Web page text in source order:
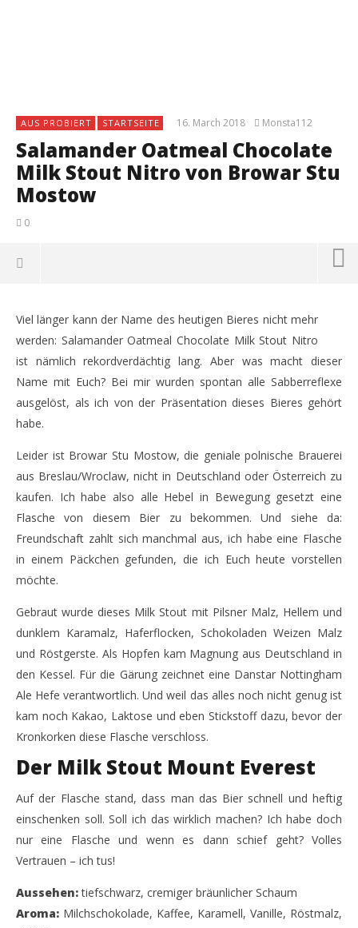
AUS PROBIERT STARTSEITE 16. March 2018 Monsta112
Salamander Oatmeal Chocolate
Milk Stout Nitro von Browar Stu
Mostow
0
NOW VIEWING
Salamander Oatmeal Chocolate Milk Stout Nitro
March
2018
Monsta112
Viel länger kann der Name des heutigen Bieres nicht mehr
werden: Salamander Oatmeal Chocolate Milk Stout Nitro
ist nämlich rekordverdächtig lang. Aber was macht dieser
Name mit Euch? Bei mir wurden spontan alle Sabberreflexe
ausgelöst, als ich von der Präsentation dieses Bieres gehört
habe.
Leider ist Browar Stu Mostow, die geniale polnische Brauerei
aus Breslau/Wroclaw, nicht in Deutschland oder Österreich zu
kaufen. Ich habe also alle Hebel in Bewegung gesetzt eine
Flasche von diesem Bier zu bekommen. Und siehe da:
Freundschaft zahlt sich manchmal aus, ich habe eine Flasche
in einem Päckchen gefunden, die ich Euch heute vorstellen
möchte.
Gebraut wurde dieses Milk Stout mit Pilsner Malz, Hellem und
dunklem Karamalz, Haferflocken, Schokoladen Weizen Malz
und Röstgerste. Als Hopfen kam Magnung aus Deutschland in
den Kessel. Für die Gärung zeichnet eine Danstar Nottingham
Ale Hefe verantwortlich. Und weil das alles noch nicht genug ist
kam noch Kakao, Laktose und eben Stickstoff dazu, bevor der
Kronkorken diese Flasche verschloss.
Der Milk Stout Mount Everest
Auf der Flasche stand, dass man das Bier schnell und heftig
einschenken soll. Soll ich das wirklich machen? Ich habe doch
nur eine Flasche und wenn es dann schief geht? Volles
Vertrauen – ich tus!
Aussehen:tiefschwarz, cremiger bräunlicher Schaum
Aroma: Milchschokolade, Kaffee, Karamell, Vanille, Röstmalz,